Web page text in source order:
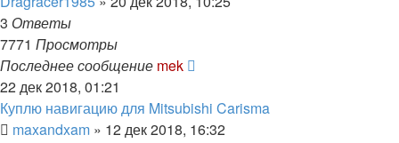
3 Ответы
7771 Просмотры
Последнее сообщение mek
22 дек 2018, 01:21
Куплю навигацию для Mitsubishi Carisma
maxandxam » 12 дек 2018, 16:32